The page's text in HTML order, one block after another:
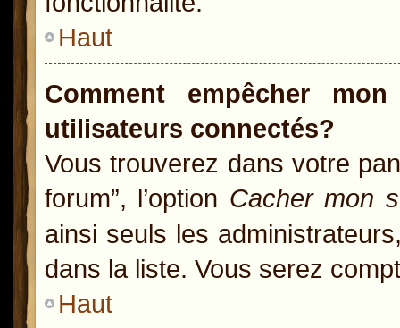
Haut
Comment empêcher
utilisateurs connectés?
Vous trouverez dans votre
forum”, l’option Cacher mon
ainsi seuls les
dans la liste. Vous serez
Haut